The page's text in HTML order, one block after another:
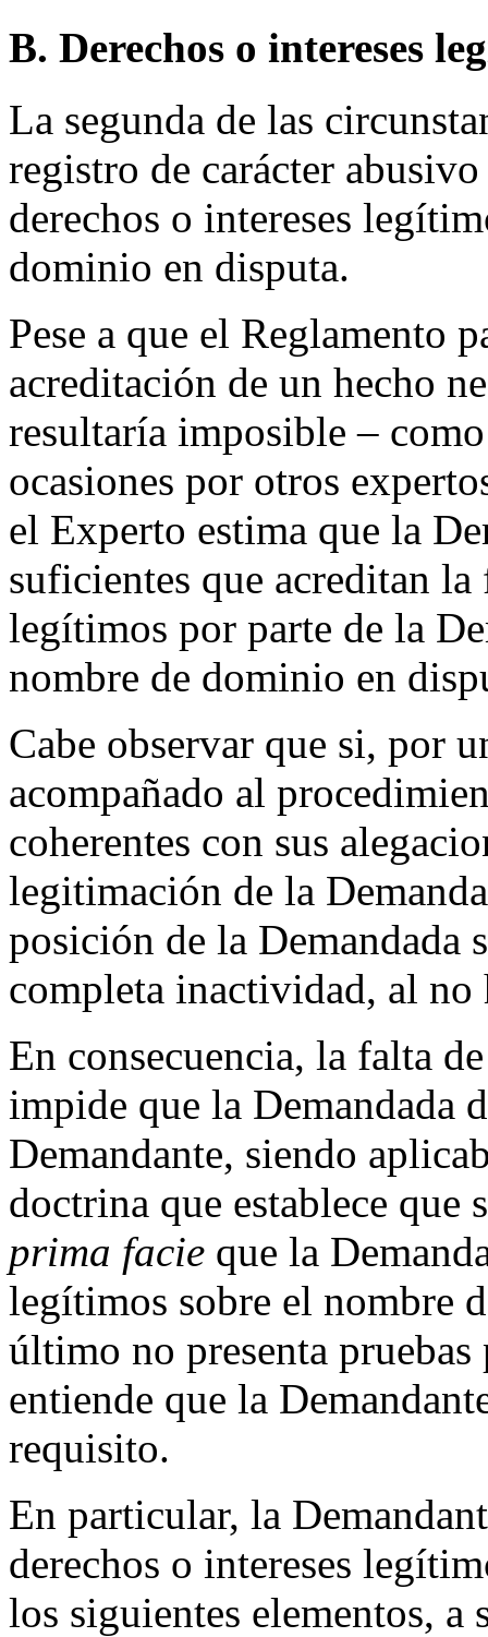
B. Derechos o intereses
La segunda de las
registro de carácter
derechos o intereses
dominio en disputa.
Pese a que el Reglamento
acreditación de un hecho
resultaría imposible –
ocasiones por otros
el Experto estima que la
suficientes que acreditan
legítimos por parte de la
nombre de dominio en
Cabe observar que si, por
acompañado al
coherentes con sus
legitimación de la
posición de la Demandada
completa inactividad, al no
En consecuencia, la falta
impide que la Demandada
Demandante, siendo
doctrina que establece que
prima facie que la
legítimos sobre el nombre
último no presenta
entiende que la
requisito.
En particular, la
derechos o intereses
los siguientes elementos, a